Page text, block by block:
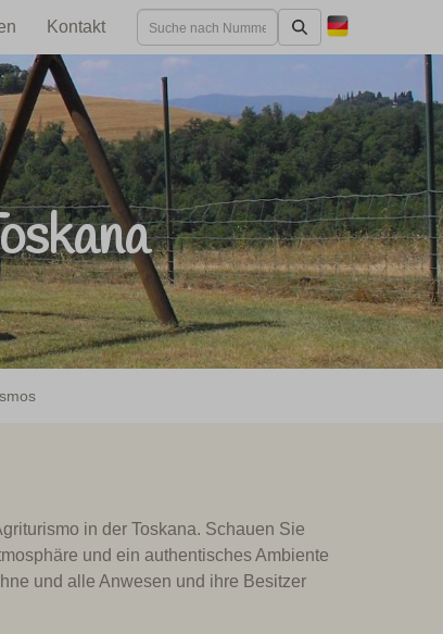
Kontakt
in der Toskana. Schauen Sie
und ein authentisches Ambiente
und alle Anwesen und ihre Besitzer